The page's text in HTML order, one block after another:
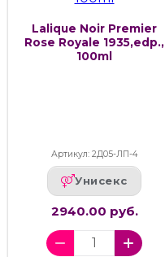
Lalique Noir Premier
Rose Royale 1935,edp.,
100ml
Артикул: 2Д05-ЛП-4
Унисекс
2940.00 руб.